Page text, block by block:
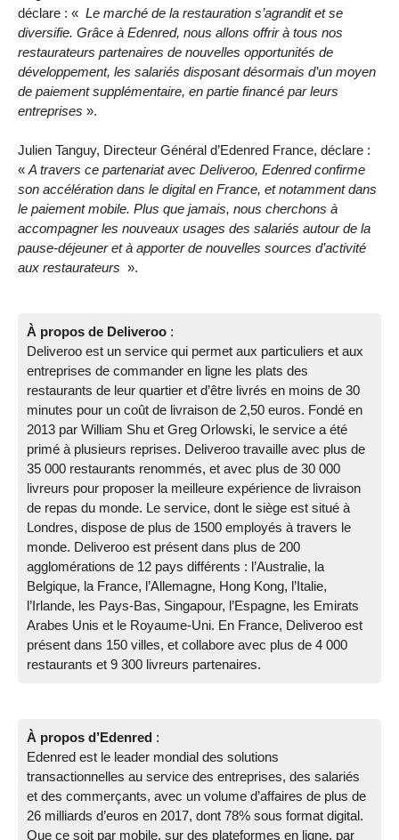
déclare : « Le marché de la restauration s’agrandit et se
diversifie. Grâce à Edenred, nous allons offrir à tous nos
restaurateurs partenaires de nouvelles opportunités de
développement, les salariés disposant désormais d’un moyen
de paiement supplémentaire, en partie financé par leurs
entreprises ».
Julien Tanguy, Directeur Général d’Edenred France, déclare :
«A travers ce partenariat avec Deliveroo, Edenred confirme
son accélération dans le digital en France, et notamment dans
le paiement mobile. Plus que jamais, nous cherchons à
accompagner les nouveaux usages des salariés autour de la
pause-déjeuner et à apporter de nouvelles sources d’activité
aux restaurateurs ».
À propos de Deliveroo :
Deliveroo est un service qui permet aux particuliers et aux
entreprises de commander en ligne les plats des
restaurants de leur quartier et d’être livrés en moins de 30
minutes pour un coût de livraison de 2,50 euros. Fondé en
2013 par William Shu et Greg Orlowski, le service a été
primé à plusieurs reprises. Deliveroo travaille avec plus de
35 000 restaurants renommés, et avec plus de 30 000
livreurs pour proposer la meilleure expérience de livraison
de repas du monde. Le service, dont le siège est situé à
Londres, dispose de plus de 1500 employés à travers le
monde. Deliveroo est présent dans plus de 200
agglomérations de 12 pays différents : l’Australie, la
Belgique, la France, l’Allemagne, Hong Kong, l’Italie,
l’Irlande, les Pays-Bas, Singapour, l’Espagne, les Emirats
Arabes Unis et le Royaume-Uni. En France, Deliveroo est
présent dans 150 villes, et collabore avec plus de 4 000
restaurants et 9 300 livreurs partenaires.
À propos d’Edenred :
Edenred est le leader mondial des solutions
transactionnelles au service des entreprises, des salariés
et des commerçants, avec un volume d’affaires de plus de
26 milliards d’euros en 2017, dont 78% sous format digital.
Que ce soit par mobile, sur des plateformes en ligne, par